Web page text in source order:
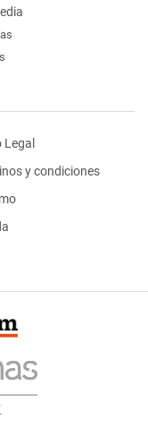
Legal
y condiciones